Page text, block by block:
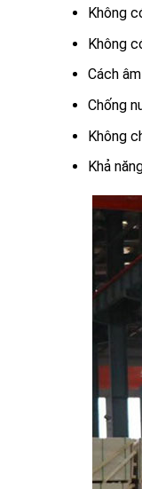
Không
Không
Cách
Chống
Không
Khả